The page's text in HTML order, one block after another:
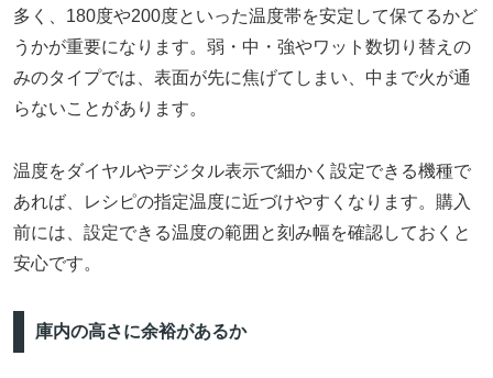
多く、180度や200度といった温度帯を安定して保てるかど
うかが重要になります。弱・中・強やワット数切り替えの
みのタイプでは、表面が先に焦げてしまい、中まで火が通
らないことがあります。
温度をダイヤルやデジタル表示で細かく設定できる機種で
あれば、レシピの指定温度に近づけやすくなります。購入
前には、設定できる温度の範囲と刻み幅を確認しておくと
安心です。
庫内の高さに余裕があるか